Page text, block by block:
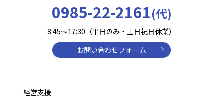
0985-22-2161(代)
8:45～17:30（平日のみ・土日祝日休業）
お問い合わせフォーム
経営支援